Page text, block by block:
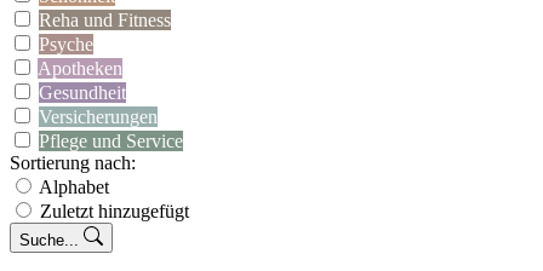
Reha und Fitness
Psyche
Apotheken
Gesundheit
Versicherungen
Pflege und Service
Sortierung nach:
Alphabet
Zuletzt hinzugefügt
Suche...